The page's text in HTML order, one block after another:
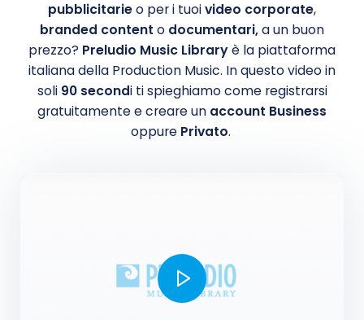
pubblicitarieo per i tuoivideo corporate,
branded content o documentari,a un buon
prezzo? Preludio Music Libraryè la piattaforma
italiana della Production Music. In questo video in
soli 90 secondi ti spieghiamo come registrarsi
gratuitamente e creare un account Business
oppure Privato.